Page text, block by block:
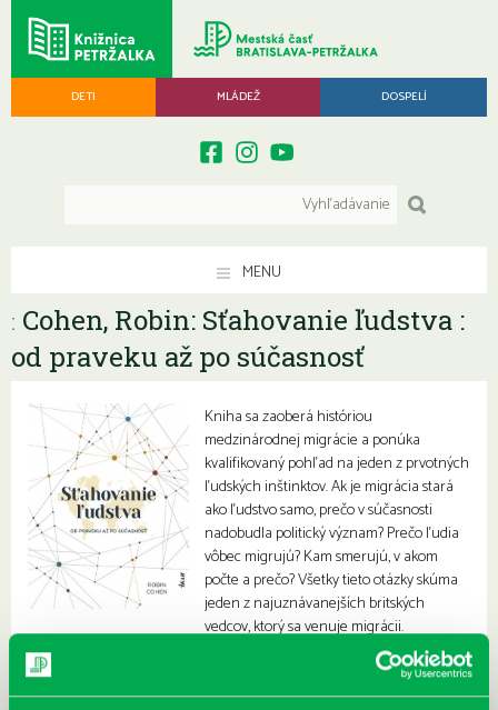
DETI MLÁDEŽ DOSPELÍ
MENU
: Cohen, Robin: Sťahovanie ľudstva :
od praveku až po súčasnosť
Kniha sa zaoberá históriou
medzinárodnej migrácie a ponúka
kvalifikovaný pohľad na jeden z prvotných
ľudských inštinktov. Ak je migrácia stará
ako ľudstvo samo, prečo v súčasnosti
nadobudla politický význam? Prečo ľudia
vôbec migrujú? Kam smerujú, v akom
počte a prečo? Všetky tieto otázky skúma
jeden z najuznávanejších britských
vedcov, ktorý sa venuje migrácii.